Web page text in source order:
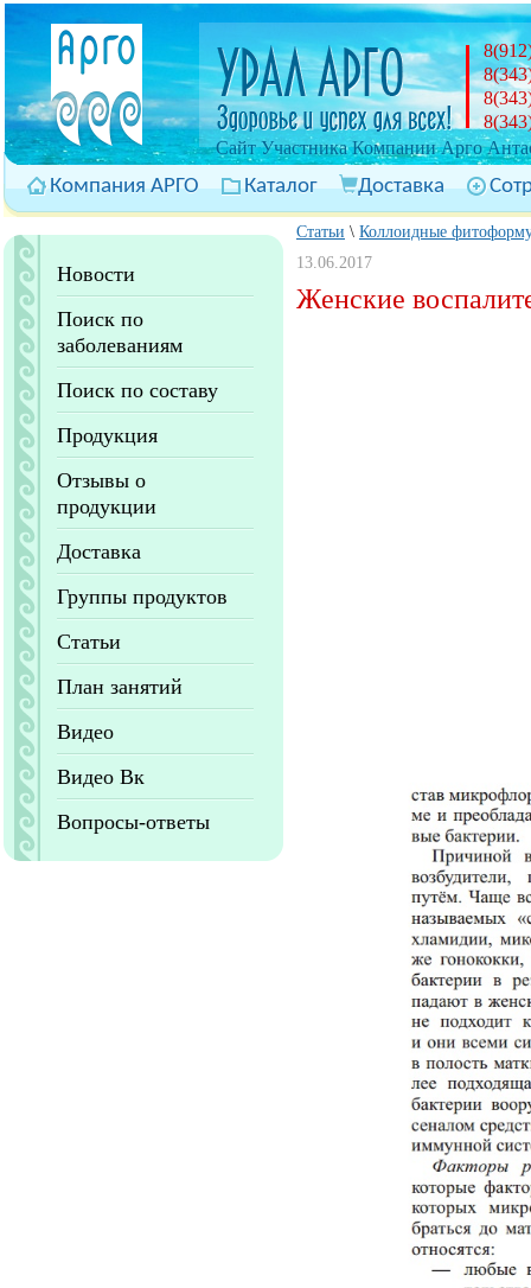
Cайт Участника Компании Арго
Компания АРГО Каталог Доставка
Новости
Поиск по
заболеваниям
Поиск по составу
Продукция
Отзывы о
продукции
Доставка
Группы продуктов
Статьи
План занятий
Видео
Видео Вк
Вопросы-ответы
Статьи \ Коллоидные
13.06.2017
Женские